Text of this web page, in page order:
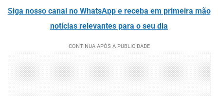
Siga nosso canal no WhatsApp e receba em primeira mão
notícias relevantes para o seu dia